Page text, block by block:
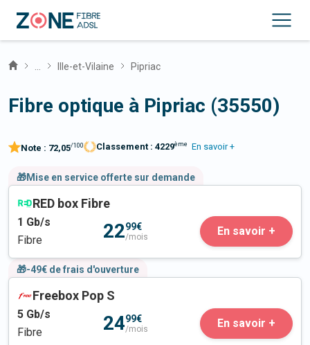
Ille-et-Vilaine Pipriac
Fibre optique à Pipriac (35550)
Note : 72,05/100 Classement : 4229ème En savoir +
🎁Mise en service offerte sur demande
RED box Fibre
1 Gb/s
Fibre
2299€
/mois En savoir +
🎁-49€ de frais d'ouverture
Freebox Pop S
5 Gb/s
Fibre
2499€
/mois En savoir +